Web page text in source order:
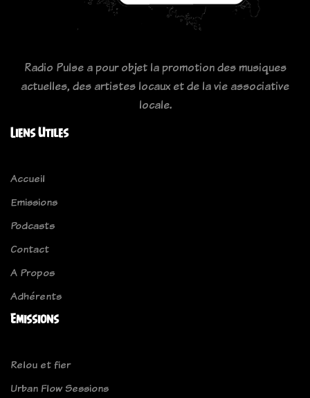
Radio Pulse a pour objet la promotion des musiques
actuelles, des artistes locaux et de la vie associative
locale.
Liens Utiles
Accueil
Emissions
Podcasts
Contact
A Propos
Adhérents
Emissions
Relou et fier
Urban Flow Sessions